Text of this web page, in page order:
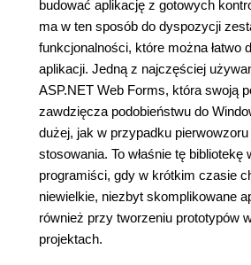
budować aplikację z gotowych
ma w ten sposób do dyspozycji
funkcjonalności, które można łatwo
aplikacji. Jedną z najczęściej
ASP.NET Web Forms, która swoją
zawdzięcza podobieństwu do
dużej, jak w przypadku pierwowzoru
stosowania. To właśnie tę bibliotekę
programiści, gdy w krótkim czasie
niewielkie, niezbyt skomplikowane
również przy tworzeniu prototypów
projektach.